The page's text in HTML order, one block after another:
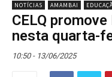
NOTÍCIAS AMAMBAI
CELQ
nesta quarta-
10:50 - 13/06/2025